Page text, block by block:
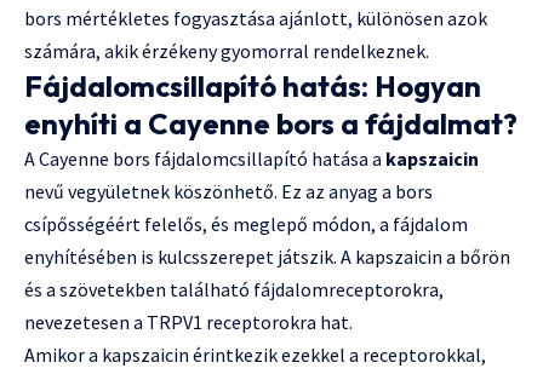
bors mértékletes fogyasztása ajánlott, különösen azok
számára, akik érzékeny gyomorral rendelkeznek.
Fájdalomcsillapító hatás: Hogyan
enyhíti a Cayenne bors a fájdalmat?
A Cayenne bors fájdalomcsillapító hatása a kapszaicin
nevű vegyületnek köszönhető. Ez az anyag a bors
csípősségéért felelős, és meglepő módon, a fájdalom
enyhítésében is kulcsszerepet játszik. A kapszaicin a bőrön
és a szövetekben található fájdalomreceptorokra,
nevezetesen a TRPV1 receptorokra hat.
Amikor a kapszaicin érintkezik ezekkel a receptorokkal,